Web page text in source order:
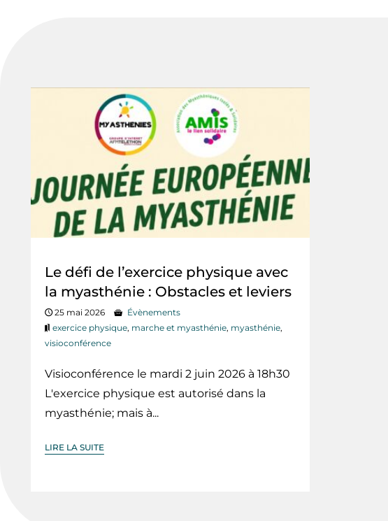
Le défi de l’exercice physique avec
la myasthénie : Obstacles et leviers
25 mai 2026
Évènements
exercice physique, marche et myasthénie, myasthénie,
visioconférence
Visioconférence le mardi 2 juin 2026 à 18h30
L'exercice physique est autorisé dans la
myasthénie; mais à...
LIRE LA SUITE